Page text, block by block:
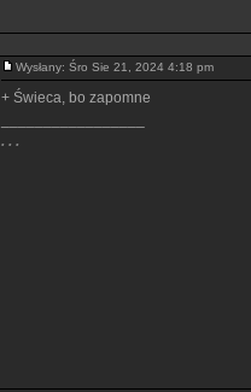
Wysłany: Śro Sie 21, 2024 4:18 pm
+ Świeca, bo zapomne
. . .